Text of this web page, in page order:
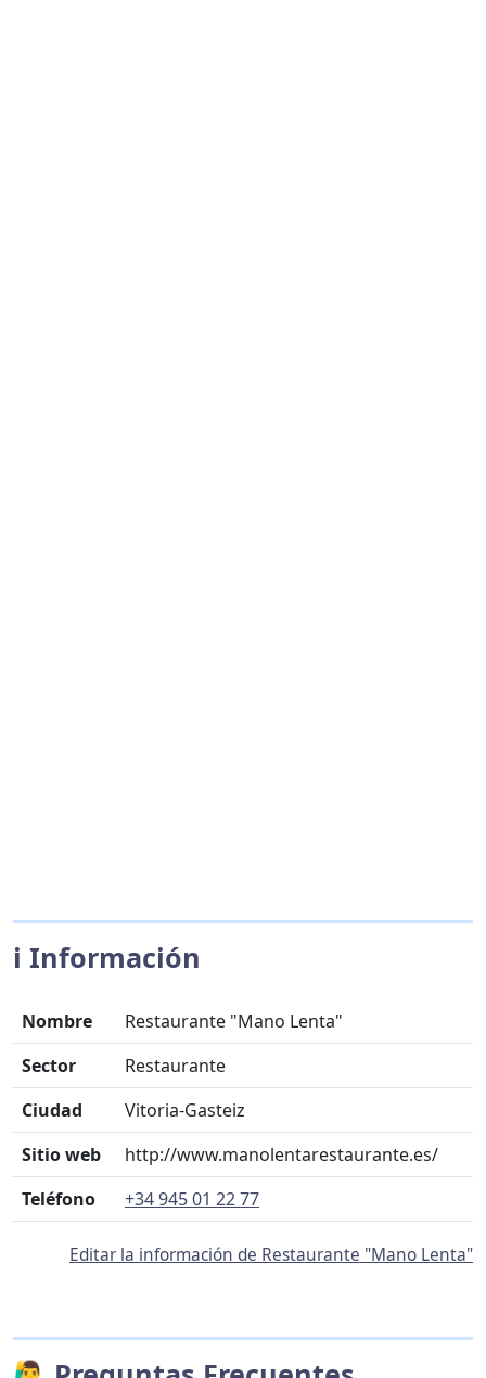
ℹ️ Información
Nombre
Restaurante "Mano Lenta"
Sector
Restaurante
Ciudad
Vitoria-Gasteiz
Sitio web
http://www.manolentarestaurante.es/
Teléfono
+34 945 01 22 77
Editar la información de Restaurante "Mano Lenta"